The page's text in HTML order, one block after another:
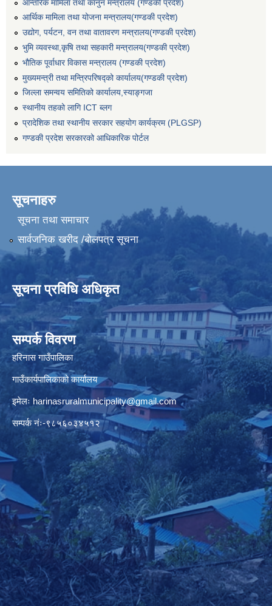
आन्तरिक मामिला तथा कानुन मन्त्रालय (गण्डकी प्रदेश)
आर्थिक मामिला तथा योजना मन्त्रालय(गण्डकी प्रदेश)
उद्योग, पर्यटन, वन तथा वातावरण मन्त्रालय(गण्डकी प्रदेश)
भुमि व्यवस्था,कृषि तथा सहकारी मन्त्रालय(गण्डकी प्रदेश)
भौतिक पूर्वाधार विकास मन्त्रालय (गण्डकी प्रदेश)
मुख्यमन्त्री तथा मन्त्रिपरिषद्को कार्यालय(गण्डकी प्रदेश)
जिल्ला समन्वय समितिको कार्यालय,स्याङ्गजा
स्थानीय तहको लागि ICT ब्लग
प्रादेशिक तथा स्थानीय सरकार सहयोग कार्यक्रम (PLGSP)
गण्डकी प्रदेश सरकारको आधिकारिक पोर्टल
सूचनाहरु
सूचना तथा समाचार
सार्वजनिक खरीद /बोलपत्र सूचना
सूचना प्रविधि अधिकृत
सम्पर्क विवरण
हरिनास गाउँपालिका
गाउँकार्यपालिकाको कार्यालय
इमेलः harinasruralmunicipality@gmail.com
सम्पर्क नंः-९८५६०३४५१२